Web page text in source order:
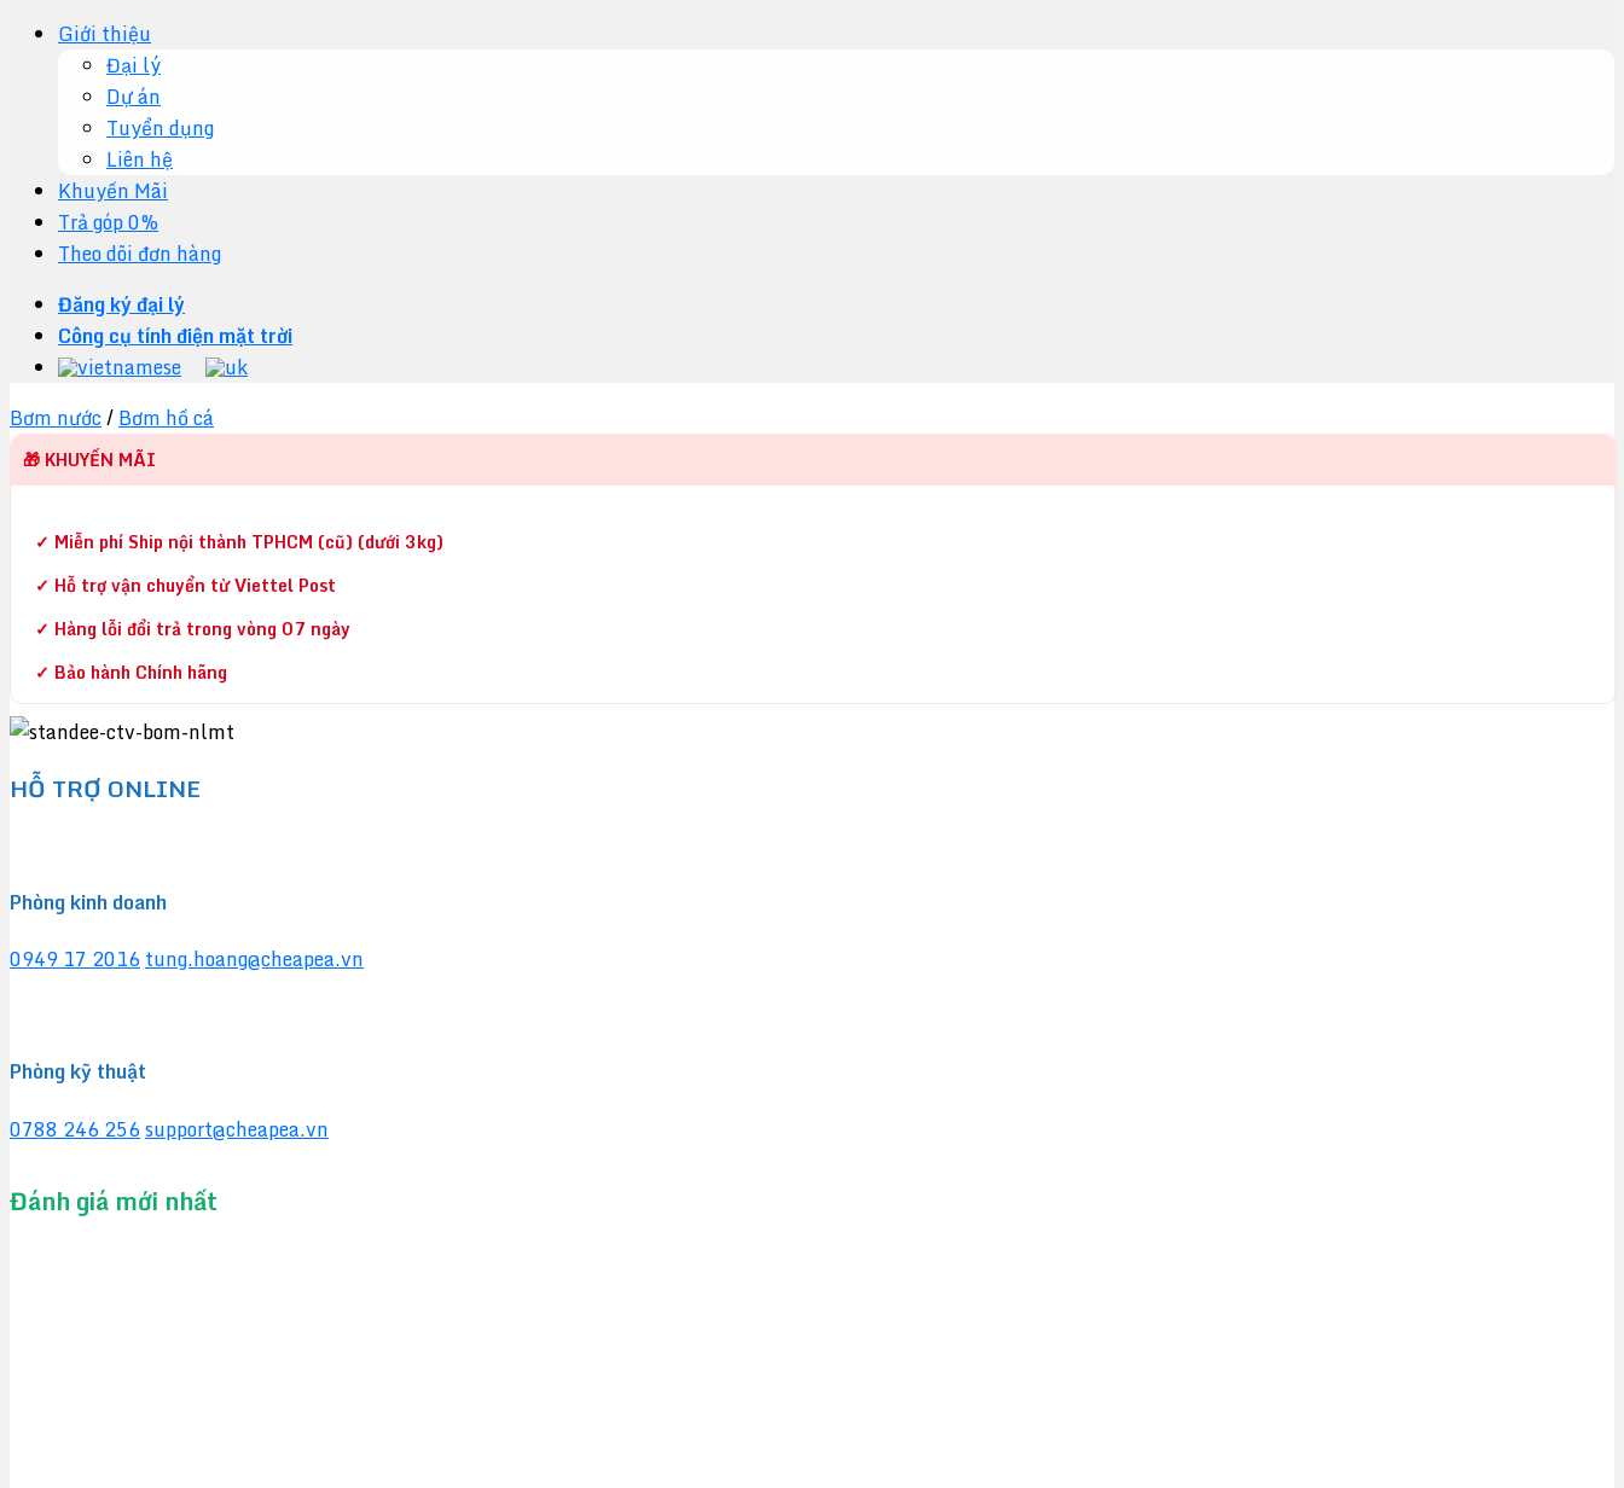
Giới thiệu
Đại lý
Dự án
Tuyển dụng
Liên hệ
Khuyến Mãi
Trả góp 0%
Theo dõi đơn hàng
Đăng ký đại lý
Công cụ tính điện mặt trời
Bơm nước/Bơm hồ cá
🎁 KHUYẾN MÃI
✓ Miễn phí Ship nội thành TPHCM (cũ) (dưới 3kg)
✓ Hỗ trợ vận chuyển từ Viettel Post
✓ Hàng lỗi đổi trả trong vòng 07 ngày
✓ Bảo hành Chính hãng
HỖ TRỢ ONLINE
Phòng kinh doanh
0949 17 2016tung.hoang@cheapea.vn
Phòng kỹ thuật
0788 246 256support@cheapea.vn
Đánh giá mới nhất